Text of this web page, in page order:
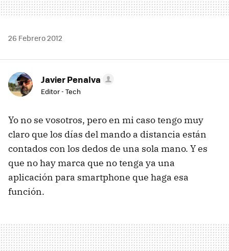
26 Febrero 2012
Javier Penalva
Editor - Tech
Yo no se vosotros, pero en mi caso tengo muy
claro que los días del mando a distancia están
contados con los dedos de una sola mano. Y es
que no hay marca que no tenga ya una
aplicación para smartphone que haga esa
función.